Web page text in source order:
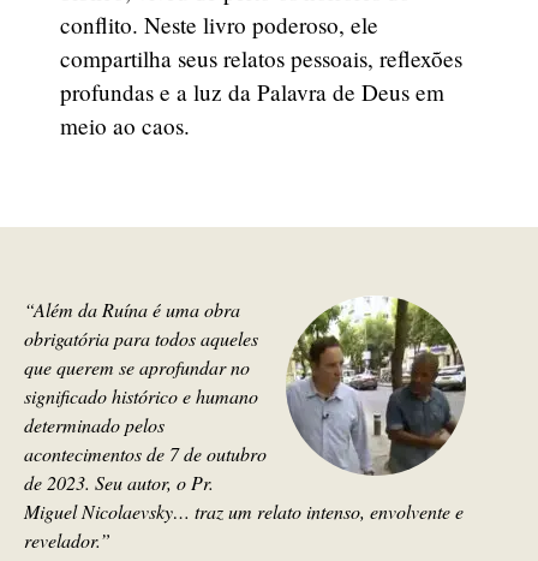
conflito. Neste livro poderoso, ele
compartilha seus relatos pessoais, reflexões
profundas e a luz da Palavra de Deus em
meio ao caos.
“Além da Ruína é uma obra
obrigatória para todos aqueles
que querem se aprofundar no
significado histórico e humano
determinado pelos
acontecimentos de 7 de outubro
de 2023. Seu autor, o Pr.
Miguel Nicolaevsky… traz um relato intenso, envolvente e
revelador.”